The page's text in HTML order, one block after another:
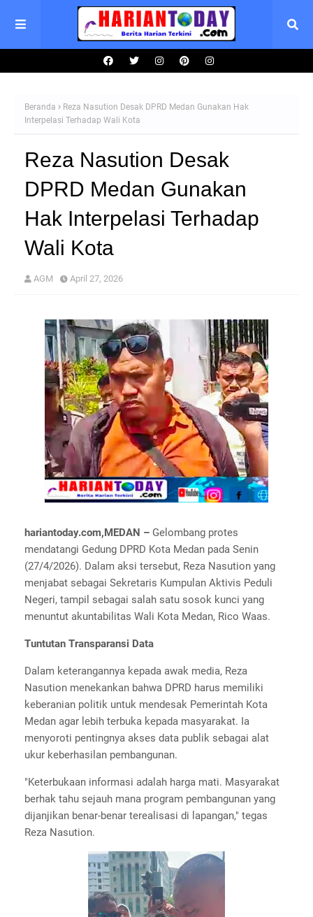
Beranda
Reza Nasution Desak DPRD Medan Gunakan Hak
Interpelasi Terhadap Wali Kota
Reza Nasution Desak
DPRD Medan Gunakan
Hak Interpelasi Terhadap
Wali Kota
AGM April 27, 2026
hariantoday.com,MEDAN – Gelombang protes
mendatangi Gedung DPRD Kota Medan pada Senin
(27/4/2026). Dalam aksi tersebut, Reza Nasution yang
menjabat sebagai Sekretaris Kumpulan Aktivis Peduli
Negeri, tampil sebagai salah satu sosok kunci yang
menuntut akuntabilitas Wali Kota Medan, Rico Waas.
Tuntutan Transparansi Data
Dalam keterangannya kepada awak media, Reza
Nasution menekankan bahwa DPRD harus memiliki
keberanian politik untuk mendesak Pemerintah Kota
Medan agar lebih terbuka kepada masyarakat. Ia
menyoroti pentingnya akses data publik sebagai alat
ukur keberhasilan pembangunan.
"Keterbukaan informasi adalah harga mati. Masyarakat
berhak tahu sejauh mana program pembangunan yang
dijanjikan benar-benar terealisasi di lapangan," tegas
Reza Nasution.